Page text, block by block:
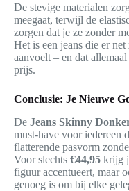
De stevige materialen
meegaat, terwijl de
zorgen dat je ze zonder
Het is een jeans die er
aanvoelt – en dat
prijs.
Conclusie: Je Nieuwe
De Jeans Skinny
must-have voor iedereen
flatterende pasvorm
Voor slechts €44,95 krijg
figuur accentueert, maar
genoeg is om bij elke